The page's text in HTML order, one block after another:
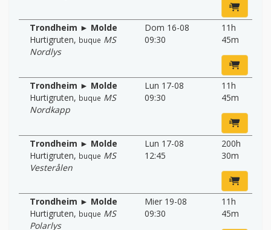
Trondheim ► Molde
Hurtigruten, buque MS
Nordlys
Dom 16-08
09:30
11h
45m
Trondheim ► Molde
Hurtigruten, buque MS
Nordkapp
Lun 17-08
09:30
11h
45m
Trondheim ► Molde
Hurtigruten, buque MS
Vesterålen
Lun 17-08
12:45
200h
30m
Trondheim ► Molde
Hurtigruten, buque MS
Polarlys
Mier 19-08
09:30
11h
45m